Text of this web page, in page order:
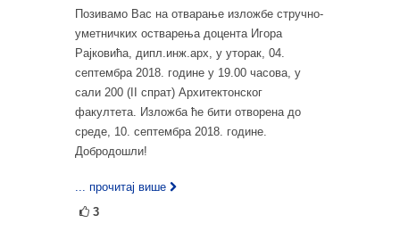
Позивамо Вас на отварање изложбе стручно-
уметничких остварења доцента Игора
Рајковића, дипл.инж.арх, у уторак, 04.
септембра 2018. године у 19.00 часова, у
сали 200 (II спрат) Архитектонског
факултета. Изложба ће бити отворена до
среде, 10. септембра 2018. године.
Добродошли!
... прочитај више
3